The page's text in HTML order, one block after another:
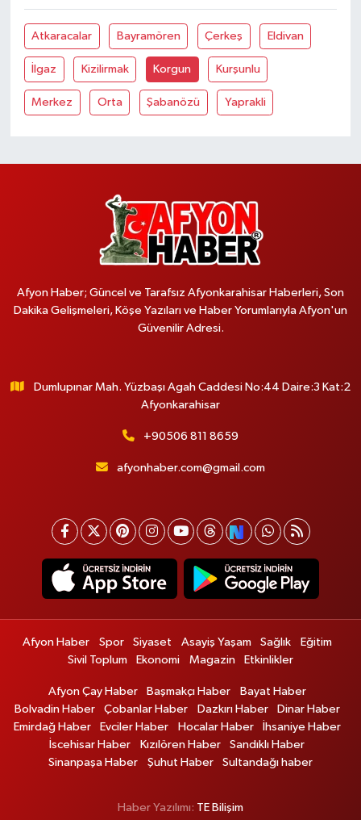
Atkaracalar Bayramören Çerkeş Eldivan
İlgaz Kizilirmak Korgun Kurşunlu
Merkez Orta Şabanözü Yaprakli
Afyon Haber; Güncel ve Tarafsız Afyonkarahisar Haberleri, Son
Dakika Gelişmeleri, Köşe Yazıları ve Haber Yorumlarıyla Afyon'un
Güvenilir Adresi.
Dumlupınar Mah. Yüzbaşı Agah Caddesi No:44 Daire:3 Kat:2
Afyonkarahisar
+90506 811 8659
afyonhaber.com@gmail.com
Afyon Haber Spor Siyaset Asayiş Yaşam Sağlık
Eğitim
Sivil Toplum
Ekonomi Magazin Etkinlikler
Afyon Çay Haber Başmakçı Haber
Bayat Haber
Bolvadin Haber
Çobanlar Haber Dazkırı Haber
Dinar Haber
Emirdağ Haber
Evciler Haber Hocalar Haber
İhsaniye Haber
İscehisar Haber
Kızılören Haber
Sandıklı Haber
Sinanpaşa Haber
Şuhut Haber Sultandağı haber
Haber Yazılımı: TE Bilişim